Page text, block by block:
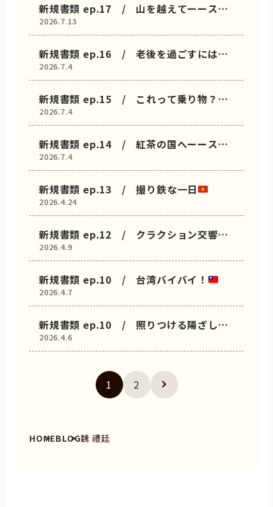
2026.7.13
新規書類 ep.17 / 山を越えてーースリ
ランカーーハットン
2026.7.4
新規書類 ep.16 / 老後を過ごすにはち
ょうどいい場所ーースリランカーーハット
2026.7.4
新規書類 ep.15 / これって乗り物？ー
ースリランカ
2026.7.4
新規書類 ep.14 / 紅茶の国へーースリ
ランカ
2026.4.24
新規書類 ep.13 / 撮り鉄な一日
2026.4.9
新規書類 ep.12 / クラクション交響曲
——ハノイ
2026.4.7
新規書類 ep.10 / 台湾バイバイ！
2026.4.6
新規書類 ep.10 / 照りつける陽ざしの
もてなし —— 台南
1 2
HOMEBLOG魏 禮廷